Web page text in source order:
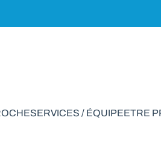
SERVICES / ÉQUIPEETRE